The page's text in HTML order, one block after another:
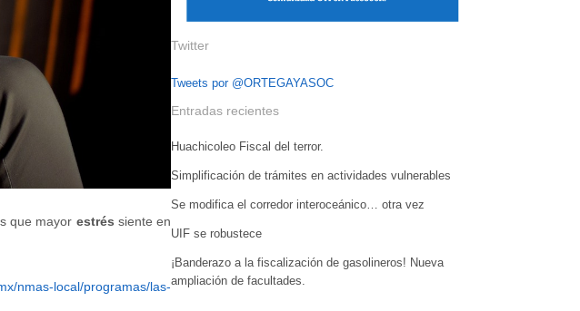
que mayor estrés siente en
nmas-local/programas/las-
Twitter
Tweets por @ORTEGAYASOC
Entradas recientes
Huachicoleo Fiscal del terror.
Simplificación de trámites en actividades vulnerables
Se modifica el corredor interoceánico… otra vez
UIF se robustece
¡Banderazo a la fiscalización de gasolineros! Nueva
ampliación de facultades.